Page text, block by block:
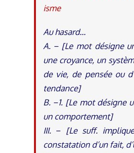
isme
Au hasard…
A. − [Le mot désigne
une croyance, un
de vie, de pensée ou
tendance]
B. −1. [Le mot désigne
un comportement]
III. − [Le suff.
constatation d’un fait,